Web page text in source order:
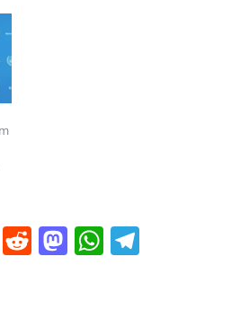
LinkedIn
Reddit
Mastodon